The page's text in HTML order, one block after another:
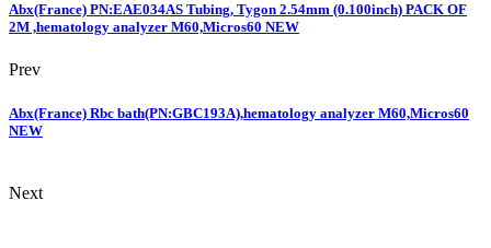
Abx(France) PN:EAE034AS Tubing, Tygon 2.54mm (0.100inch) PACK OF
2M ,hematology analyzer M60,Micros60 NEW
Prev
Abx(France) Rbc bath(PN:GBC193A),hematology analyzer M60,Micros60
NEW
Next